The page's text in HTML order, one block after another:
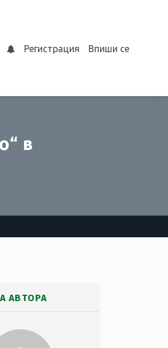
Регистрация Впиши се
в
АВТОРА